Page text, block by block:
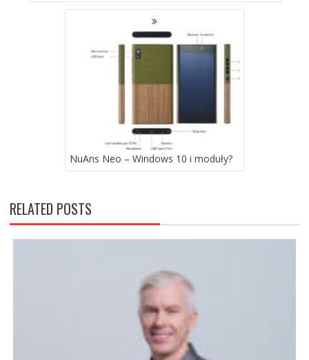
NuAns Neo – Windows 10 i moduły?
RELATED POSTS